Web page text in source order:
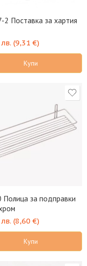
2 Поставка за хартия
лв. (9,31 €)
Купи
Полица за подправки
лв. (8,60 €)
Купи